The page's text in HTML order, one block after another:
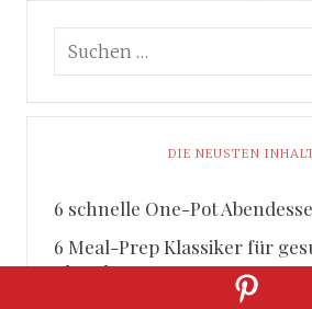
DIE NEUSTEN
6 schnelle One-Pot
6 Meal-Prep Klassiker für
Abendessen